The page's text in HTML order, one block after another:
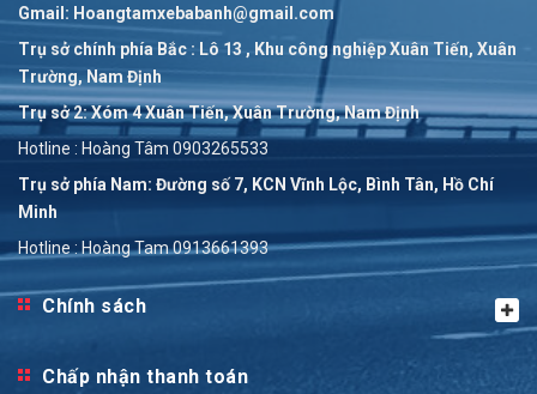
Gmail: Hoangtamxebabanh@gmail.com
Trụ sở chính phía Bắc : Lô 13 , Khu công nghiệp Xuân Tiến, Xuân
Trường, Nam Định
Trụ sở 2: Xóm 4 Xuân Tiến, Xuân Trường, Nam Định
Hotline : Hoàng Tâm 0903265533
Trụ sở phía Nam: Đường số 7, KCN Vĩnh Lộc, Bình Tân, Hồ Chí
Minh
Hotline : Hoàng Tam 0913661393
Chính sách
Chấp nhận thanh toán